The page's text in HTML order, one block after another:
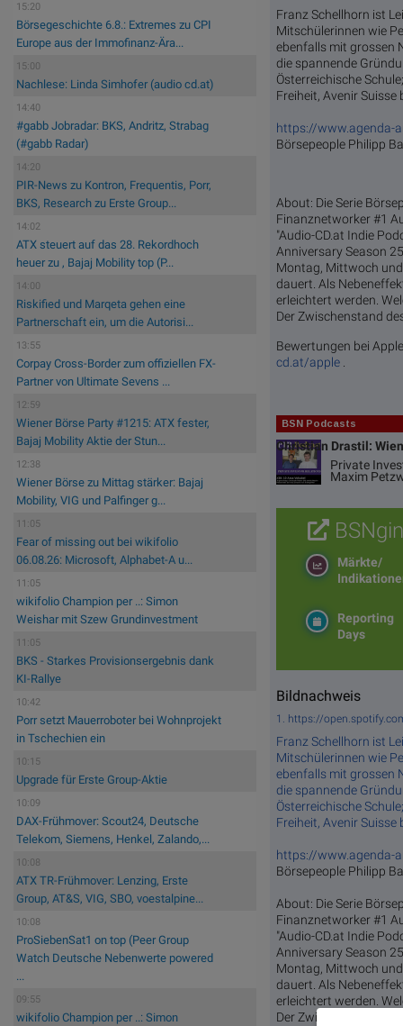
15:20
Börsegeschichte 6.8.: Extremes zu CPI
Europe aus der Immofinanz-Ära...
15:00
Nachlese: Linda Simhofer (audio cd.at)
14:40
#gabb Jobradar: BKS, Andritz, Strabag
(#gabb Radar)
14:20
PIR-News zu Kontron, Frequentis, Porr,
BKS, Research zu Erste Group...
14:02
ATX steuert auf das 28. Rekordhoch
heuer zu , Bajaj Mobility top (P...
14:00
Riskified und Marqeta gehen eine
Partnerschaft ein, um die Autorisi...
13:55
Corpay Cross-Border zum offiziellen FX-
Partner von Ultimate Sevens ...
12:59
Wiener Börse Party #1215: ATX fester,
Bajaj Mobility Aktie der Stun...
12:38
Wiener Börse zu Mittag stärker: Bajaj
Mobility, VIG und Palfinger g...
11:05
Fear of missing out bei wikifolio
06.08.26: Microsoft, Alphabet-A u...
11:05
wikifolio Champion per ..: Simon
Weishar mit Szew Grundinvestment
11:05
BKS - Starkes Provisionsergebnis dank
KI-Rallye
10:42
Porr setzt Mauerroboter bei Wohnprojekt
in Tschechien ein
10:15
Upgrade für Erste Group-Aktie
10:09
DAX-Frühmover: Scout24, Deutsche
Telekom, Siemens, Henkel, Zalando,...
10:08
ATX TR-Frühmover: Lenzing, Erste
Group, AT&S, VIG, SBO, voestalpine...
10:08
ProSiebenSat1 on top (Peer Group
Watch Deutsche Nebenwerte powered
...
09:55
wikifolio Champion per ..: Simon
Franz Schellhorn ist
Mitschülerinnen wie
ebenfalls mit grossen
die spannende
Österreichische
Freiheit, Avenir
https://www.agenda-
Börsepeople Philipp
About: Die Serie
Finanznetworker #1
"Audio-CD.at Indie
Anniversary Season
Montag, Mittwoch und
dauert. Als
erleichtert werden.
Der Zwischenstand
Bewertungen bei
cd.at/apple
BSN Podcasts
Christian Drastil:
Private
Maxim
Märkte/
Reporting
Days
Bildnachweis
1. https://
Franz Schellhorn ist
Mitschülerinnen wie
ebenfalls mit grossen
die spannende
Österreichische
Freiheit, Avenir Suisse
https://www.agenda-
Börsepeople Philipp
About: Die Serie
Finanznetworker #1
"Audio-CD.at Indie
Anniversary Season
Montag, Mittwoch und
dauert. Als
erleichtert werden.
Der Zwischenstand